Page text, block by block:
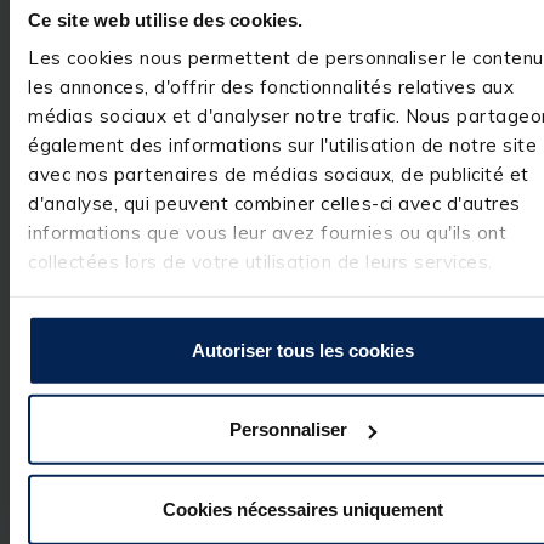
Ce site web utilise des cookies.
Les cookies nous permettent de personnaliser le
les annonces, d'offrir des fonctionnalités relatives aux
médias sociaux et d'analyser notre trafic. Nous
également des informations sur l'utilisation de notre site
avec nos partenaires de médias sociaux, de publicité et
d'analyse, qui peuvent combiner celles-ci avec d'autres
informations que vous leur avez fournies ou qu'ils ont
collectées lors de votre utilisation de leurs services.
Autoriser tous les cookies
Personnaliser
Cookies nécessaires uniquement
Basé sur2
avis soumis à un
contrôle
Voir tous les avis sur ce site
5étoiles
1
4étoiles
0
3étoiles
0
2étoiles
0
Avis du04/10/2025 , suite
expérience du04/09/2025
Olivier B.
Signaler
Réponse de
pacificpeche.com
Bonjour,
votre
L’équipe Pacific
Pêche